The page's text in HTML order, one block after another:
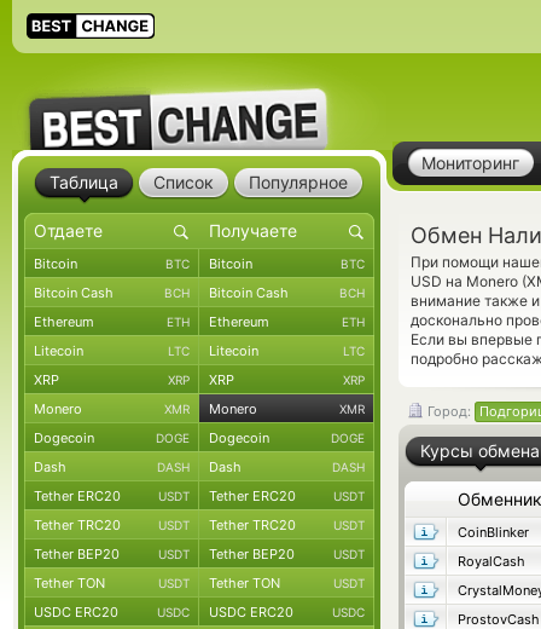
Мониторинг
Обмен
При помощи
USD на Monero
внимание также
досконально
Если вы впервые
подробно
Город:
Курсы обмена
Обменник
CoinBlinker
RoyalCash
ProstovCash
Таблица Список Популярное
Bitcoin BTC Bitcoin BTC
Bitcoin Cash BCH Bitcoin Cash BCH
Ethereum ETH Ethereum ETH
Litecoin LTC Litecoin LTC
XRP XRP XRP XRP
Monero XMR Monero XMR
Dogecoin DOGE Dogecoin DOGE
Dash DASH Dash DASH
Tether ERC20 USDT Tether ERC20 USDT
Tether TRC20 USDT Tether TRC20 USDT
Tether BEP20 USDT Tether BEP20 USDT
Tether TON USDT Tether TON USDT
USDC ERC20 USDC USDC ERC20 USDC